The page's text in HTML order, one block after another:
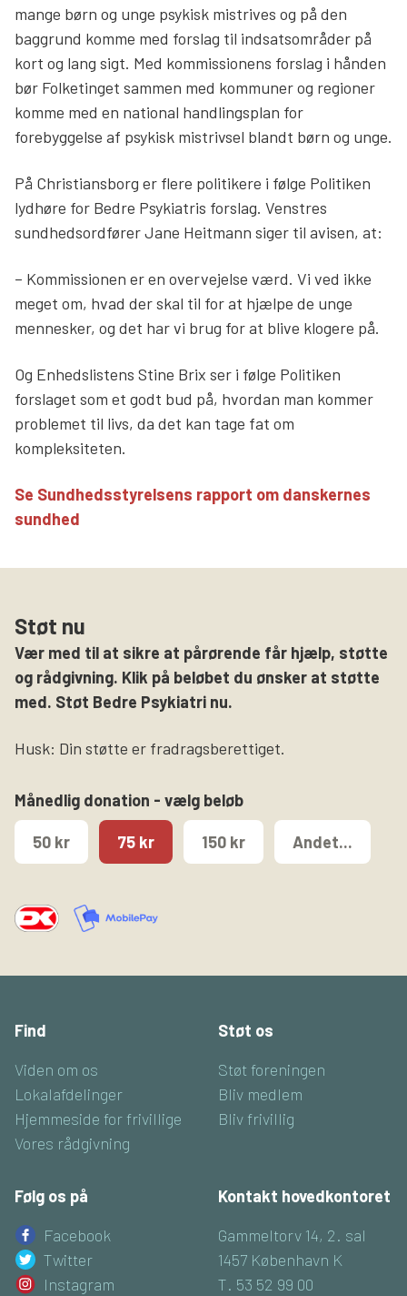
mange børn og unge psykisk mistrives og på den
baggrund komme med forslag til indsatsområder på
kort og lang sigt. Med kommissionens forslag i hånden
bør Folketinget sammen med kommuner og regioner
komme med en national handlingsplan for
forebyggelse af psykisk mistrivsel blandt børn og unge.
På Christiansborg er flere politikere i følge Politiken
lydhøre for Bedre Psykiatris forslag. Venstres
sundhedsordfører Jane Heitmann siger til avisen, at:
– Kommissionen er en overvejelse værd. Vi ved ikke
meget om, hvad der skal til for at hjælpe de unge
mennesker, og det har vi brug for at blive klogere på.
Og Enhedslistens Stine Brix ser i følge Politiken
forslaget som et godt bud på, hvordan man kommer
problemet til livs, da det kan tage fat om
kompleksiteten.
Se Sundhedsstyrelsens rapport om danskernes
sundhed
Støt nu
Vær med til at sikre at pårørende får hjælp, støtte
og rådgivning. Klik på beløbet du ønsker at støtte
med. Støt Bedre Psykiatri nu.
Husk: Din støtte er fradragsberettiget.
Månedlig donation - vælg beløb
50 kr 75 kr 150 kr Andet...
Find
Viden om os
Lokalafdelinger
Hjemmeside for frivillige
Vores rådgivning
Støt os
Støt foreningen
Bliv medlem
Bliv frivillig
Følg os på
Facebook
Twitter
Instagram
Kontakt hovedkontoret
Gammeltorv 14, 2. sal
1457 København K
T. 53 52 99 00